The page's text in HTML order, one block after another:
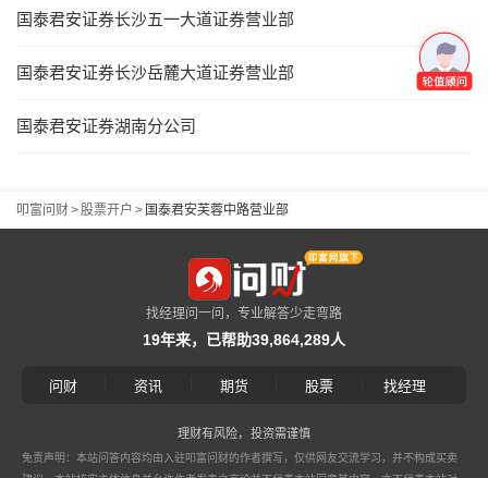
国泰君安证券长沙五一大道证券营业部
国泰君安证券长沙岳麓大道证券营业部
国泰君安证券湖南分公司
叩富问财> 股票开户 > 国泰君安芙蓉中路营业部
找经理问一问，专业解答少走弯路
19年来，已帮助39,864,289人
问财 资讯 期货 股票 找经理
理财有风险，投资需谨慎
免责声明：本站问答内容均由入驻叩富问财的作者撰写，仅供网友交流学习，并不构成买卖